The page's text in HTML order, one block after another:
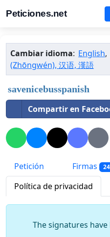
Peticiones.net
Cambiar idioma: English,
(Zhōngwén), 汉语, 漢語
savenicebusspanish
Compartir en
Petición Firmas
Política de privacidad
The signatures